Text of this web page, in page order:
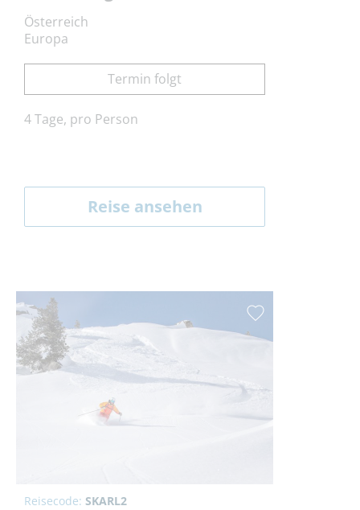
Österreich
Europa
Termin folgt
4 Tage, pro Person
Reise ansehen
Reisecode: SKARL2